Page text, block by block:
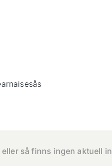
eller så finns ingen aktuell